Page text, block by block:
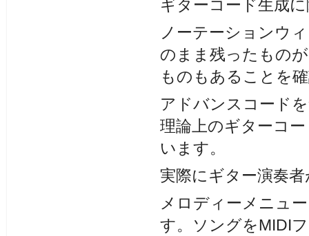
ギターコード生成
ノーテーションウ
のまま残ったもの
ものもあることを
アドバンスコード
理論上のギターコ
います。
実際にギター演奏
メロディーメニュ
す。ソングをMIDI